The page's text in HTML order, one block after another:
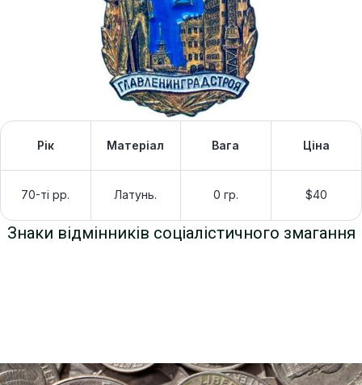
Рік Матеріал Вага Ціна
70-ті рр. Латунь. 0 гр. $40
Знаки відмінників соціалістичного змагання